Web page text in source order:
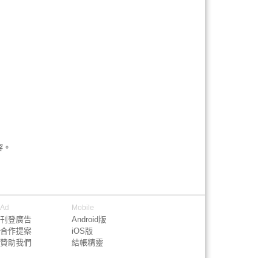
Ad
刊登廣告
合作提案
贊助我們
Mobile
Android版
iOS版
結帳精靈